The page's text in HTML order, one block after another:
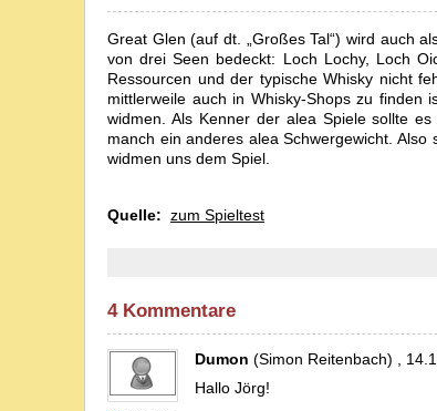
Great Glen (auf dt. „Großes Tal“) wird auch
von drei Seen bedeckt: Loch Lochy, Loch
Ressourcen und der typische Whisky nicht
mittlerweile auch in Whisky-Shops zu finden
widmen. Als Kenner der alea Spiele sollte
manch ein anderes alea Schwergewicht.
widmen uns dem Spiel.
Quelle: zum Spieltest
4 Kommentare
Dumon (Simon Reitenbach) ,
Hallo Jörg!